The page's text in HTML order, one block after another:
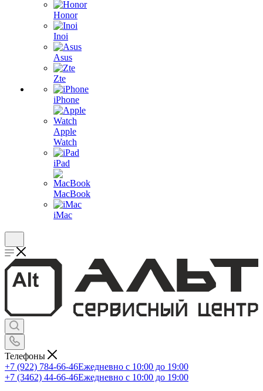
Honor
Inoi
Asus
Zte
iPhone
Apple
Watch
iPad
MacBook
iMac
Телефоны
+7 (922) 784-66-46Ежедневно с 10:00 до 19:00
+7 (3462) 44-66-46Ежедневно с 10:00 до 19:00